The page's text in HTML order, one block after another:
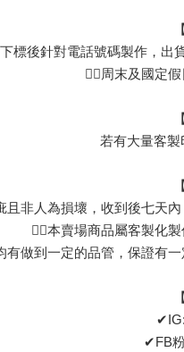
下標後針對電話號碼製作，
👉🏻周末及國定
若有大量客製
且非人為損壞，收到後七天
👉🏻本賣場商品屬客製化
有做到一定的品管，保證有
✔FB